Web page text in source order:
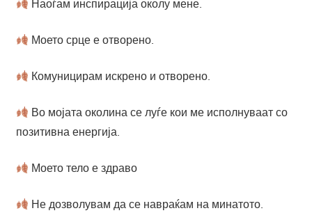
Наоѓам инспирација околу мене.
Моето срце е отворено.
Комуницирам искрено и отворено.
Во мојата околина се луѓе кои ме исполнуваат со
позитивна енергија.
Моето тело е здраво
Не дозволувам да се навраќам на минатото.